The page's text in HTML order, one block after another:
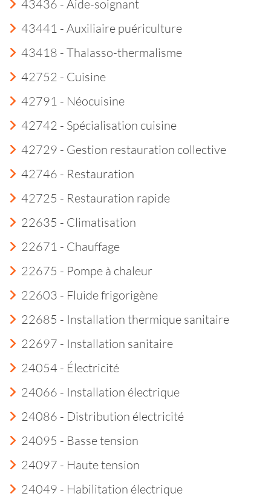
43436 - Aide-soignant
43441 - Auxiliaire puériculture
43418 - Thalasso-thermalisme
42752 - Cuisine
42791 - Néocuisine
42742 - Spécialisation cuisine
42729 - Gestion restauration collective
42746 - Restauration
42725 - Restauration rapide
22635 - Climatisation
22671 - Chauffage
22675 - Pompe à chaleur
22603 - Fluide frigorigène
22685 - Installation thermique sanitaire
22697 - Installation sanitaire
24054 - Électricité
24066 - Installation électrique
24086 - Distribution électricité
24095 - Basse tension
24097 - Haute tension
24049 - Habilitation électrique